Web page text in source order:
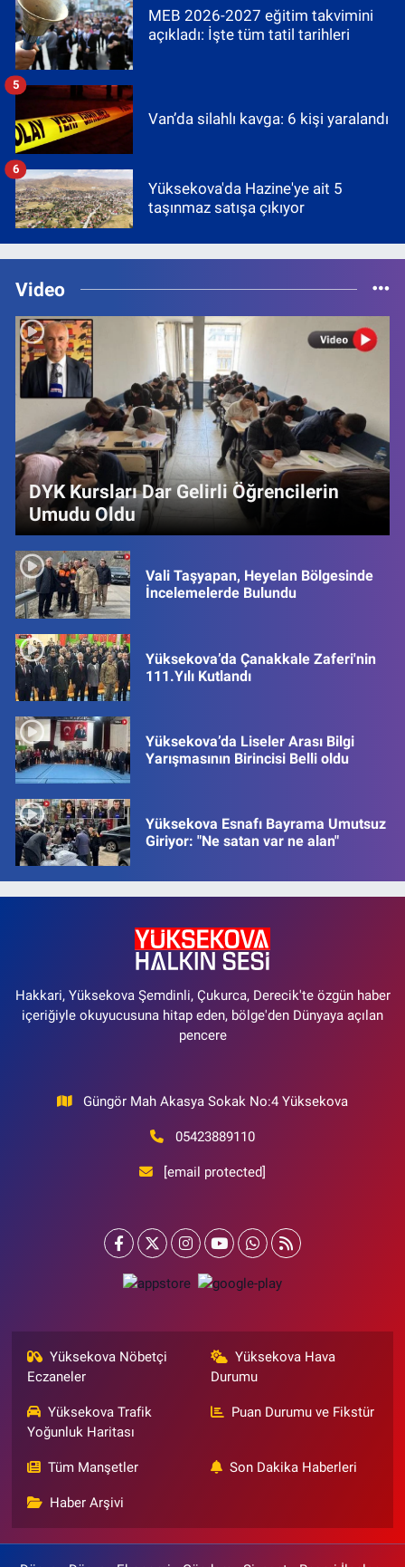
MEB 2026-2027 eğitim takvimini
açıkladı: İşte tüm tatil tarihleri
Van’da silahlı kavga: 6 kişi yaralandı
5
Yüksekova'da Hazine'ye ait 5
taşınmaz satışa çıkıyor
6
Video
DYK Kursları Dar Gelirli Öğrencilerin
Umudu Oldu
Vali Taşyapan, Heyelan Bölgesinde
İncelemelerde Bulundu
Yüksekova’da Çanakkale Zaferi'nin
111.Yılı Kutlandı
Yüksekova’da Liseler Arası Bilgi
Yarışmasının Birincisi Belli oldu
Yüksekova Esnafı Bayrama Umutsuz
Giriyor: "Ne satan var ne alan"
Hakkari, Yüksekova Şemdinli, Çukurca, Derecik'te özgün haber
içeriğiyle okuyucusuna hitap eden, bölge'den Dünyaya açılan
pencere
Güngör Mah Akasya Sokak No:4 Yüksekova
05423889110
[email protected]
Yüksekova Nöbetçi
Eczaneler
Yüksekova Hava
Durumu
Yüksekova Trafik
Yoğunluk Haritası
Puan Durumu ve Fikstür
Tüm Manşetler Son Dakika Haberleri
Haber Arşivi